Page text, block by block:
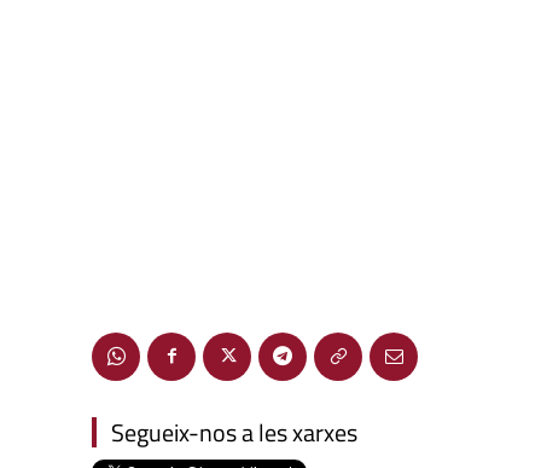
Segueix-nos a les xarxes